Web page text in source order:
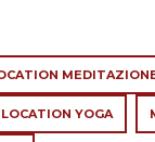
LOCATION YOGA